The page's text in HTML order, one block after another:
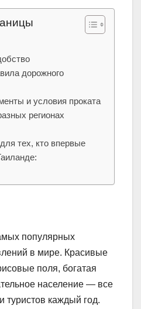
дорожного
и условия проката
регионах
тех, кто впервые
популярных
в мире. Красивые
поля, богатая
население — все
туристов каждый год.